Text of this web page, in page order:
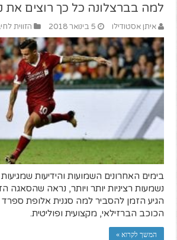
למה בברצלונה כל כך רוצים את
איתן אסטודילו 5 בינואר 2018 הזווית
בימים האחרונים השמועות והידיעות
נשמעות רציניות יותר ויותר, נראה שהסאגה
הגיע הזמן להסביר למה סגנית אלופת
הכוכב הברזילאי, מקצועית ופוליטית.
המשך לקרוא »